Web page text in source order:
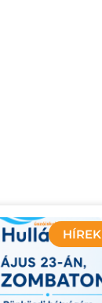
HÍREK